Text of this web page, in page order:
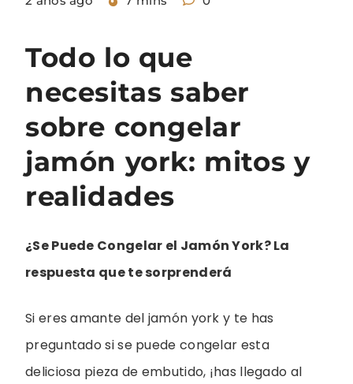
Todo lo que
necesitas saber
sobre congelar
jamón york: mitos y
realidades
¿Se Puede Congelar el Jamón York? La
respuesta que te sorprenderá
Si eres amante del jamón york y te has
preguntado si se puede congelar esta
deliciosa pieza de embutido, ¡has llegado al